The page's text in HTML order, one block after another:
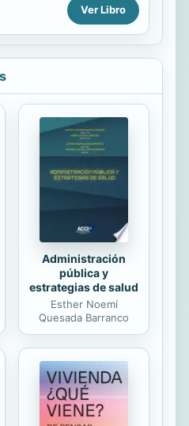
de Nichiren y explican
estos
tiene efectos
Ver Libro
Administración
pública y
estrategias de salud
Esther Noemí
Quesada Barranco